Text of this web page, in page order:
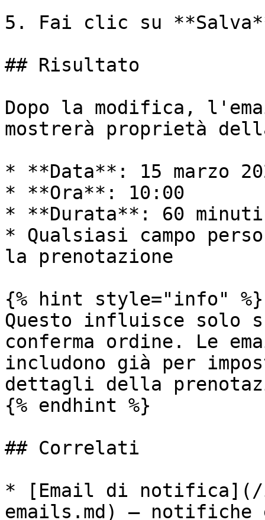
5. Fai clic su
## Risultato
Dopo la modifica,
mostrerà proprietà
* **Data**: 15 marzo
* **Ora**: 10:00
* **Durata**: 60 minuti
* Qualsiasi campo
la prenotazione
{% hint style="info" %}
Questo influisce solo
conferma ordine. Le
includono già per
dettagli della
{% endhint %}
## Correlati
* [Email di
emails.md) — notifiche